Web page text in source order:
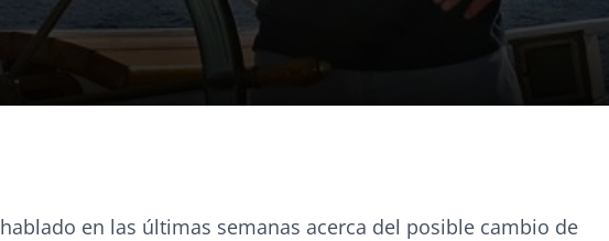
en las últimas semanas acerca del posible cambio de